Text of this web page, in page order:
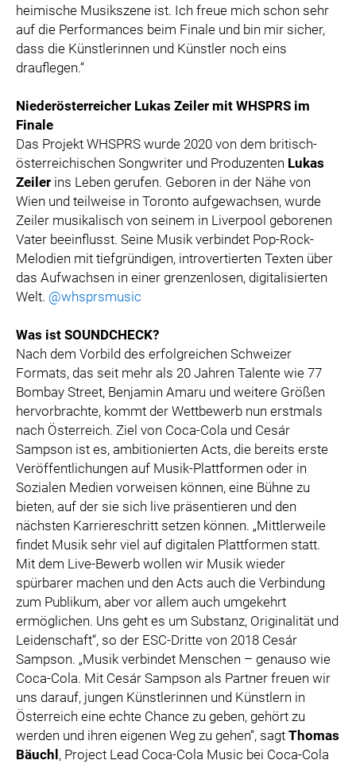
heimische Musikszene ist. Ich freue mich schon sehr
auf die Performances beim Finale und bin mir sicher,
dass die Künstlerinnen und Künstler noch eins
drauflegen.“
Niederösterreicher Lukas Zeiler mit WHSPRS im
Finale
Das Projekt WHSPRS wurde 2020 von dem britisch-
österreichischen Songwriter und Produzenten Lukas
Zeiler ins Leben gerufen. Geboren in der Nähe von
Wien und teilweise in Toronto aufgewachsen, wurde
Zeiler musikalisch von seinem in Liverpool geborenen
Vater beeinflusst. Seine Musik verbindet Pop-Rock-
Melodien mit tiefgründigen, introvertierten Texten über
das Aufwachsen in einer grenzenlosen, digitalisierten
Welt. @whsprsmusic
Was ist SOUNDCHECK?
Nach dem Vorbild des erfolgreichen Schweizer
Formats, das seit mehr als 20 Jahren Talente wie 77
Bombay Street, Benjamin Amaru und weitere Größen
hervorbrachte, kommt der Wettbewerb nun erstmals
nach Österreich. Ziel von Coca-Cola und Cesár
Sampson ist es, ambitionierten Acts, die bereits erste
Veröffentlichungen auf Musik-Plattformen oder in
Sozialen Medien vorweisen können, eine Bühne zu
bieten, auf der sie sich live präsentieren und den
nächsten Karriereschritt setzen können. „Mittlerweile
findet Musik sehr viel auf digitalen Plattformen statt.
Mit dem Live-Bewerb wollen wir Musik wieder
spürbarer machen und den Acts auch die Verbindung
zum Publikum, aber vor allem auch umgekehrt
ermöglichen. Uns geht es um Substanz, Originalität und
Leidenschaft“, so der ESC-Dritte von 2018 Cesár
Sampson. „Musik verbindet Menschen – genauso wie
Coca-Cola. Mit Cesár Sampson als Partner freuen wir
uns darauf, jungen Künstlerinnen und Künstlern in
Österreich eine echte Chance zu geben, gehört zu
werden und ihren eigenen Weg zu gehen“, sagt Thomas
Bäuchl, Project Lead Coca-Cola Music bei Coca-Cola